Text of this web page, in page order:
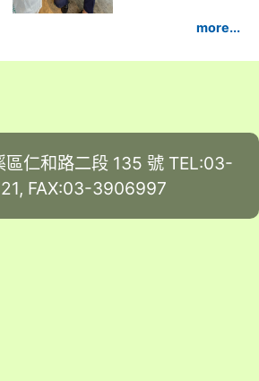
more...
仁和路二段 135 號 TEL:03-
FAX:03-3906997